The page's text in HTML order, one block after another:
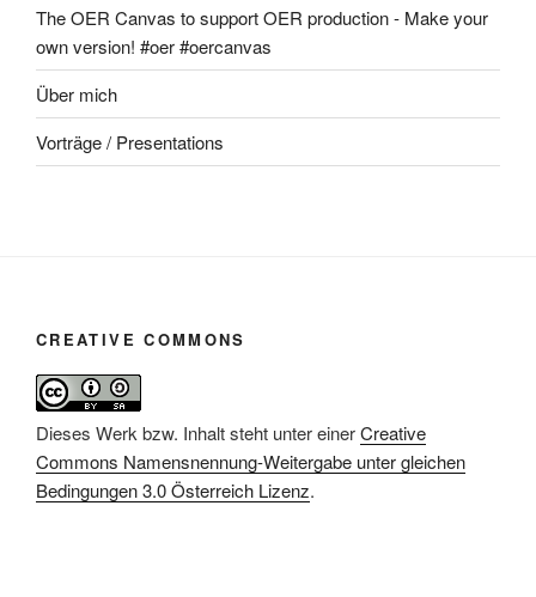
The OER Canvas to support OER production - Make your
own version! #oer #oercanvas
Über mich
Vorträge / Presentations
CREATIVE COMMONS
Dieses Werk bzw. Inhalt steht unter einerCreative
Commons Namensnennung-Weitergabe unter gleichen
Bedingungen 3.0 Österreich Lizenz.